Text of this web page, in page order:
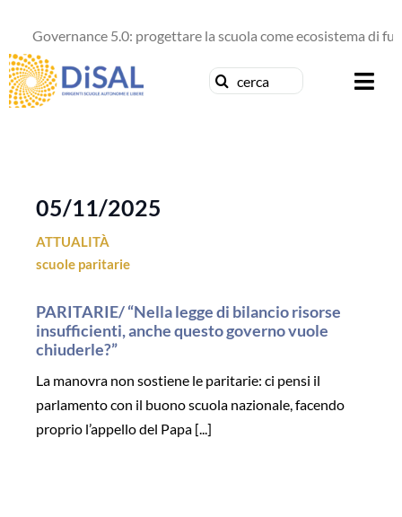
contenuto
Governance 5.0: progettare la scuola come ecosistema di futuro
Cerca
Formazione
Pubblicazioni
Contattaci
05/11/2025
ATTUALITÀ
scuole paritarie
PARITARIE/ “Nella legge di bilancio risorse
insufficienti, anche questo governo vuole
chiuderle?”
La manovra non sostiene le paritarie: ci pensi il
parlamento con il buono scuola nazionale, facendo
proprio l’appello del Papa [...]